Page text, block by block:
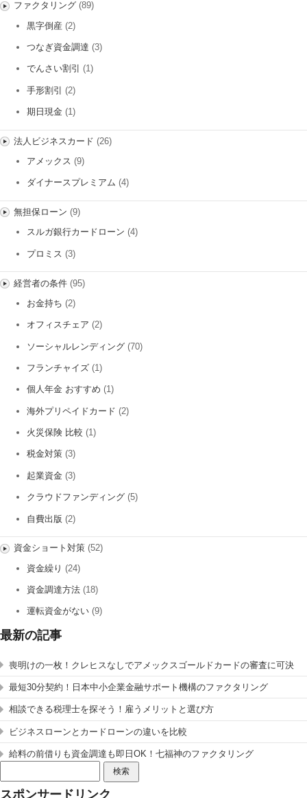
ファクタリング(89)
黒字倒産 (2)
つなぎ資金調達 (3)
でんさい割引 (1)
手形割引 (2)
期日現金 (1)
法人ビジネスカード (26)
アメックス (9)
ダイナースプレミアム (4)
無担保ローン (9)
スルガ銀行カードローン (4)
プロミス (3)
経営者の条件(95)
お金持ち (2)
オフィスチェア (2)
ソーシャルレンディング (70)
フランチャイズ (1)
個人年金 おすすめ (1)
海外プリペイドカード (2)
火災保険 比較 (1)
税金対策 (3)
起業資金 (3)
クラウドファンディング (5)
自費出版 (2)
資金ショート対策(52)
資金繰り (24)
資金調達方法 (18)
運転資金がない (9)
最新の記事
喪明けの一枚！クレヒスなしでアメックスゴールドカードの審査に可決
最短30分契約！日本中小企業金融サポート機構のファクタリング
相談できる税理士を探そう！雇うメリットと選び方
ビジネスローンとカードローンの違いを比較
給料の前借りも資金調達も即日OK！七福神のファクタリング
索:
スポンサードリンク